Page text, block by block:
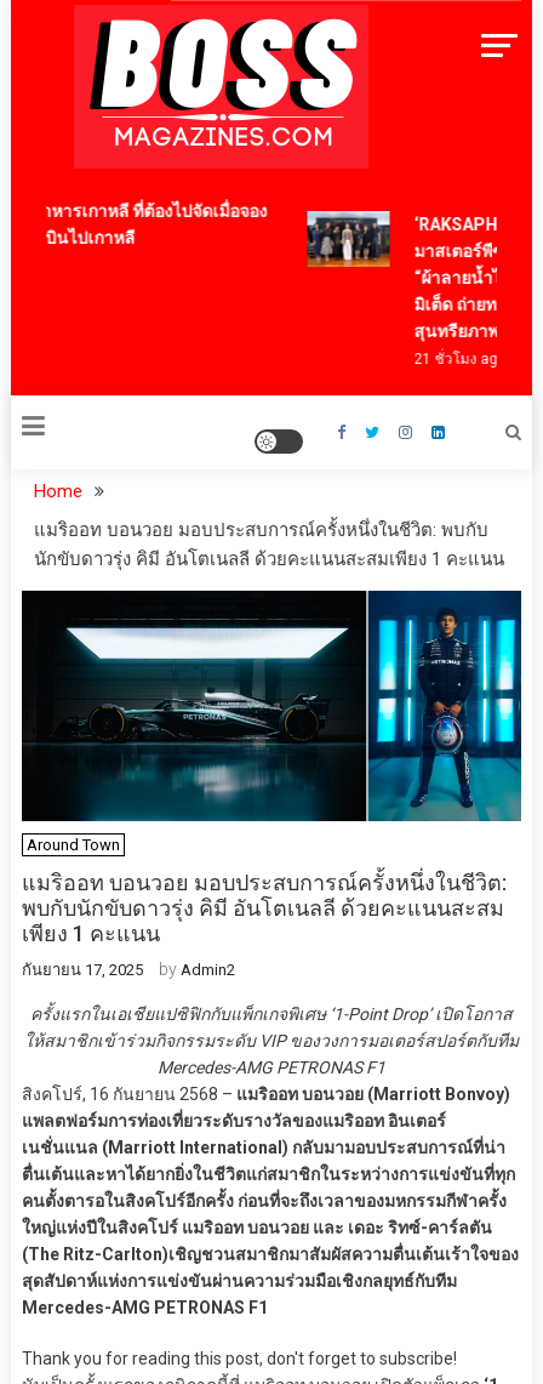
BossMagazinesThailand
อาหารเกาหลี ที่ต้องไปจัดเมื่อจอง
องบินไปเกาหลี
‘RAKSAPHAN’
มาสเตอร์พีซคอลเ
“ผ้าลายน้ำไหล”
มิเต็ด ถ่ายทอดภูมิ
สุนทรียภาพระดับส
21 ชั่วโมง ago
Home
แมริออท บอนวอย มอบประสบการณ์ครั้งหนึ่งในชีวิต: พบกับ
นักขับดาวรุ่ง คิมี อันโตเนลลี ด้วยคะแนนสะสมเพียง 1 คะแนน
Around Town
แมริออท บอนวอย มอบประสบการณ์ครั้งหนึ่งในชีวิต:
พบกับนักขับดาวรุ่ง คิมี อันโตเนลลี ด้วยคะแนนสะสม
เพียง 1 คะแนน
กันยายน 17, 2025 by Admin2
ครั้งแรกในเอเชียแปซิฟิกกับแพ็กเกจพิเศษ ‘1-Point Drop’ เปิดโอกาส
ให้สมาชิกเข้าร่วมกิจกรรมระดับ VIP ของวงการมอเตอร์สปอร์ตกับทีม
Mercedes-AMG PETRONAS F1
สิงคโปร์, 16 กันยายน 2568 – แมริออท บอนวอย (Marriott Bonvoy)
แพลตฟอร์มการท่องเที่ยวระดับรางวัลของแมริออท อินเตอร์
เนชั่นแนล (Marriott International) กลับมามอบประสบการณ์ที่น่า
ตื่นเต้นและหาได้ยากยิ่งในชีวิตแก่สมาชิกในระหว่างการแข่งขันที่ทุก
คนตั้งตารอในสิงคโปร์อีกครั้ง ก่อนที่จะถึงเวลาของมหกรรมกีฬาครั้ง
ใหญ่แห่งปีในสิงคโปร์ แมริออท บอนวอย และ เดอะ ริทซ์-คาร์ลตัน
(The Ritz-Carlton)เชิญชวนสมาชิกมาสัมผัสความตื่นเต้นเร้าใจของ
สุดสัปดาห์แห่งการแข่งขันผ่านความร่วมมือเชิงกลยุทธ์กับทีม
Mercedes-AMG PETRONAS F1
Thank you for reading this post, don't forget to subscribe!